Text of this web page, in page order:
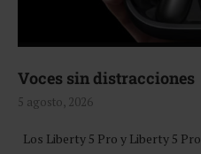
Voces sin distracciones
5 agosto, 2026
Los Liberty 5 Pro y Liberty 5